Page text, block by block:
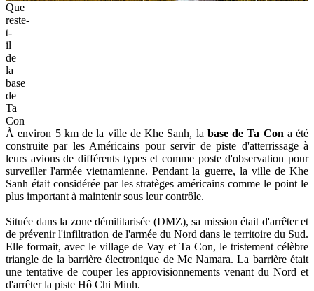
Que
reste-
t-
il
de
la
base
de
Ta
Con
À environ 5 km de la ville de Khe Sanh, la base de Ta Con a été
construite par les Américains pour servir de piste d'atterrissage à
leurs avions de différents types et comme poste d'observation pour
surveiller l'armée vietnamienne. Pendant la guerre, la ville de Khe
Sanh était considérée par les stratèges américains comme le point le
plus important à maintenir sous leur contrôle.
Située dans la zone démilitarisée (DMZ), sa mission était d'arrêter et
de prévenir l'infiltration de l'armée du Nord dans le territoire du Sud.
Elle formait, avec le village de Vay et Ta Con, le tristement célèbre
triangle de la barrière électronique de Mc Namara. La barrière était
une tentative de couper les approvisionnements venant du Nord et
d'arrêter la piste Hô Chi Minh.